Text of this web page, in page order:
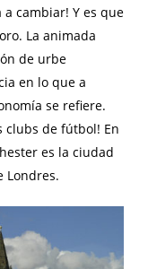
cambiar! Y es que
La animada
de urbe
en lo que a
se refiere.
clubs de fútbol! En
es la ciudad
Londres.